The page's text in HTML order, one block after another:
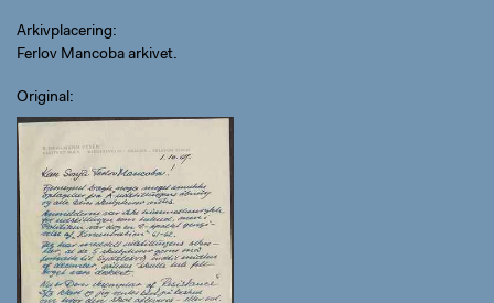
Arkivplacering
Ferlov Mancoba arkivet.
Original